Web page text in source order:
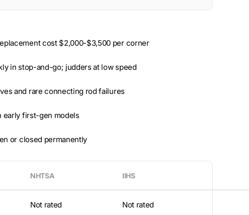
cost $2,000-$3,500 per corner
in stop-and-go; judders at low speed
and rare connecting rod failures
early first-gen models
or closed permanently
NHTSA IIHS
Not rated Not rated